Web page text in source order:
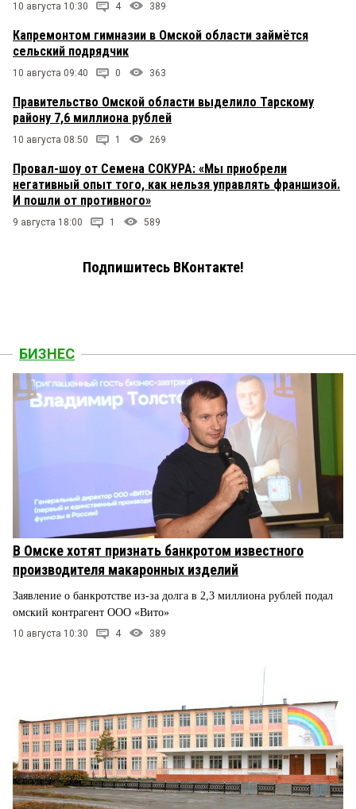
10 августа 10:30 4 389
Капремонтом гимназии в Омской области займётся
сельский подрядчик
10 августа 09:40 0 363
Правительство Омской области выделило Тарскому
району 7,6 миллиона рублей
10 августа 08:50 1 269
Провал-шоу от Семена СОКУРА: «Мы приобрели
негативный опыт того, как нельзя управлять франшизой.
И пошли от противного»
9 августа 18:00 1 589
Подпишитесь ВКонтакте!
БИЗНЕС
В Омске хотят признать банкротом известного
производителя макаронных изделий
Заявление о банкротстве из-за долга в 2,3 миллиона рублей подал
омский контрагент ООО «Вито»
10 августа 10:30 4 389